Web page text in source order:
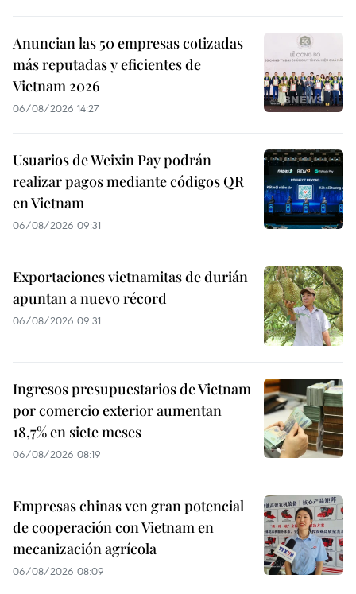
Anuncian las 50 empresas cotizadas
más reputadas y eficientes de
Vietnam 2026
06/08/2026 14:27
Usuarios de Weixin Pay podrán
realizar pagos mediante códigos QR
en Vietnam
06/08/2026 09:31
Exportaciones vietnamitas de durián
apuntan a nuevo récord
06/08/2026 09:31
Ingresos presupuestarios de Vietnam
por comercio exterior aumentan
18,7% en siete meses
06/08/2026 08:19
Empresas chinas ven gran potencial
de cooperación con Vietnam en
mecanización agrícola
06/08/2026 08:09